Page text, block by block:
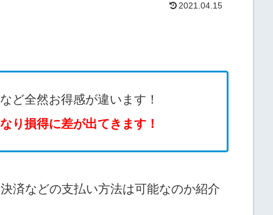
2021.04.15
ど全然お得感が違います！
り損得に差が出てきます！
済などの支払い方法は可能なのか紹介